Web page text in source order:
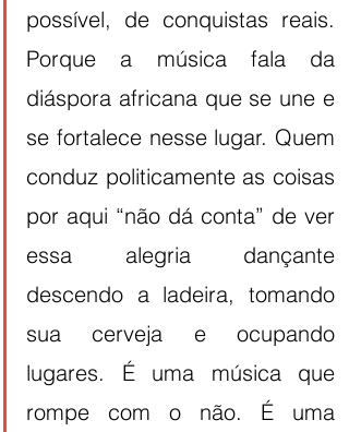
possível, de conquistas reais.
Porque a música fala da
diáspora africana que se une e
se fortalece nesse lugar. Quem
conduz politicamente as coisas
por aqui “não dá conta” de ver
essa alegria dançante
descendo a ladeira, tomando
sua cerveja e ocupando
lugares. É uma música que
rompe com o não. É uma